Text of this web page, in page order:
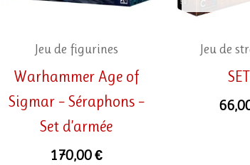
Jeu de figurines
Warhammer Age of
Sigmar – Séraphons –
Set d’armée
170,00€
Jeu de